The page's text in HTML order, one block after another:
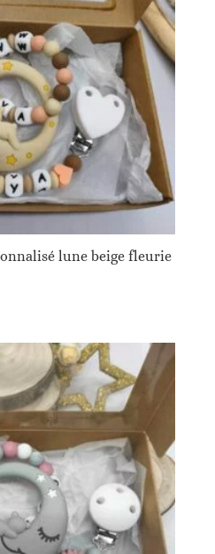
lune beige fleurie